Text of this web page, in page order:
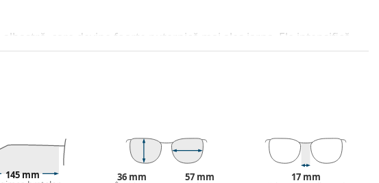
care devine foarte puternică mai ales iarna. Ele intensifică
și îmbunătățesc vederea pe înserat.
ale cărui avantaje incontestabile sunt greutatea redusă și
3 (transmisie de lumină 8 – 18%). Sunt potrivite pentru
sau în oraș.
lor original. Culoarea tocului și designul acestuia pot varia.
145 mm 36 mm 57 mm 17 mm